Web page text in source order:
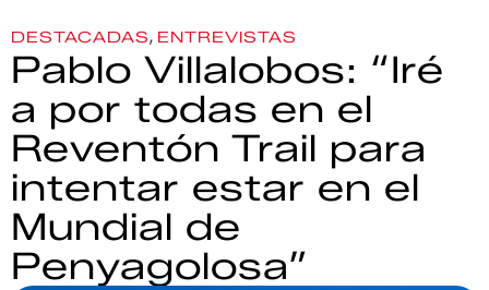
DESTACADAS, ENTREVISTAS
Pablo Villalobos: “Iré
a por todas en el
Reventón Trail para
intentar estar en el
Mundial de
Penyagolosa”